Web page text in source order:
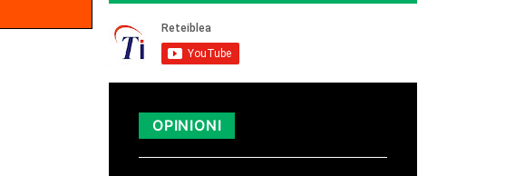
OPINIONI